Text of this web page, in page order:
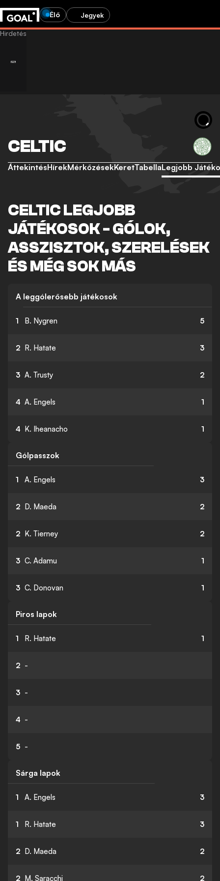
Élő Jegyek
CELTIC
ÁttekintésHírekMérkőzésekKeretTabellaLegjobb
CELTIC LEGJOBB
JÁTÉKOSOK - GÓLOK,
ASSZISZTOK, SZERELÉSEK
ÉS MÉG SOK MÁS
A leggólerősebb játékosok
1 B. Nygren 5
2 R. Hatate 3
3 A. Trusty 2
4 A. Engels 1
4 K. Iheanacho 1
Gólpasszok
1 A. Engels 3
2 D. Maeda 2
2 K. Tierney 2
3 C. Adamu 1
3 C. Donovan 1
Piros lapok
1 R. Hatate 1
2 -
3 -
4 -
5 -
Sárga lapok
1 A. Engels 3
1 R. Hatate 3
2 D. Maeda 2
2 M. Saracchi 2